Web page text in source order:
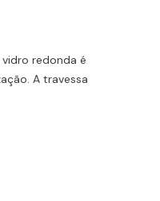
redonda é
A travessa